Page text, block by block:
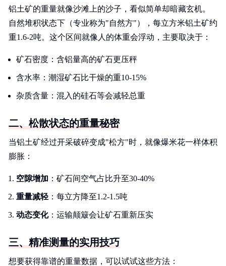
铝土矿的重量就像沙滩上的沙子，看似简单却暗藏玄机。
自然堆积状态下（专业称为"自然方"），每立方米铝土矿约
重1.6-2吨。这个区间就像人的体重会浮动，主要取决于：
矿石密度：含铝量高的矿石更压秤
含水率：潮湿矿石比干燥的重10-15%
杂质含量：混入的硅石等会减轻总重
二、松散状态的重量秘密
当铝土矿经过开采破碎变成"松方"时，就像爆米花一样体积
膨胀：
空隙增加 ：矿石间空气占比升至30-40%
重量减轻 ：每立方降至1.2-1.5吨
动态变化：运输颠簸会让矿石重新压实
三、精准测量的实用技巧
想要获得靠谱的重量数据，可以试试这些方法：